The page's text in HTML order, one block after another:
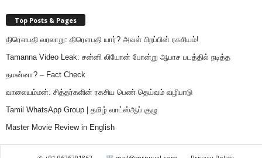
Top Posts & Pages
திரௌபதி வரலாறு: திரௌபதி யார்? அவள் பிறப்பின் ரகசியம்!
Tamanna Video Leak: சன்னி லியோன் போன்று ஆபாச படத்தில் நடித்த
தமன்னா? – Fact Check
வாலையம்மன்: சித்தர்களின் ரகசிய பெண் தெய்வம் வழிபாடு
Tamil WhatsApp Group | தமிழ் வாட்ஸ்ஆப் குழு
Master Movie Review in English